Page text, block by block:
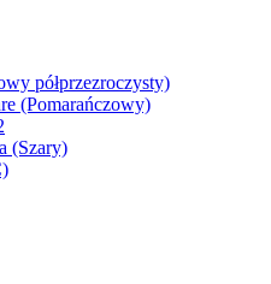
półprzezroczysty)
(Pomarańczowy)
(Szary)